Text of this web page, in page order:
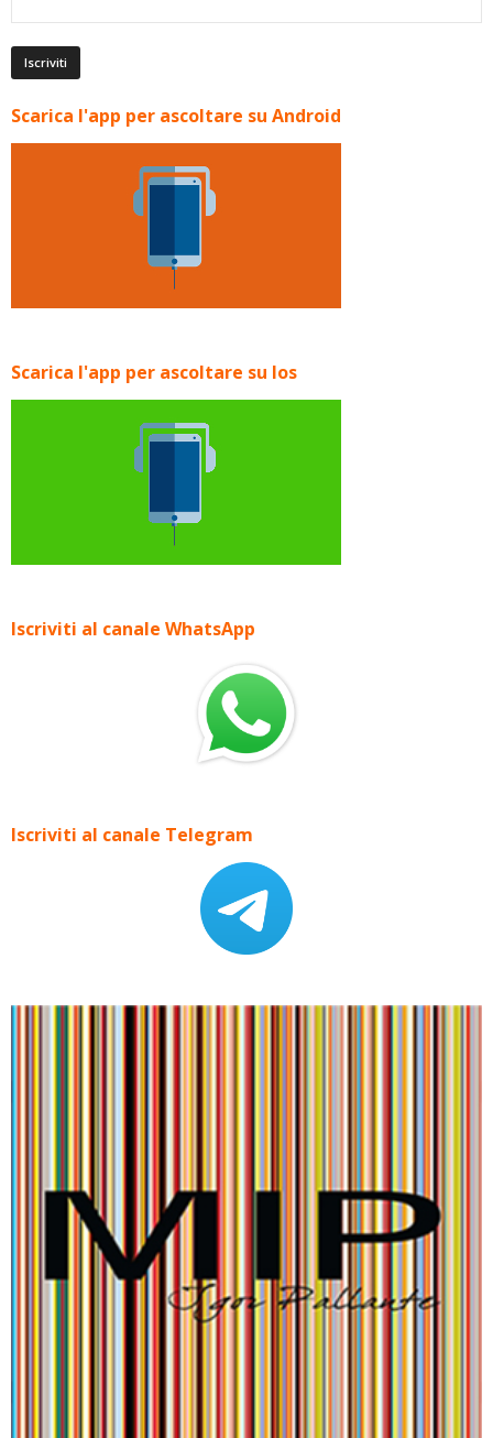
Scarica l'app per ascoltare su Android
Scarica l'app per ascoltare su Ios
Iscriviti al canale WhatsApp
Iscriviti al canale Telegram